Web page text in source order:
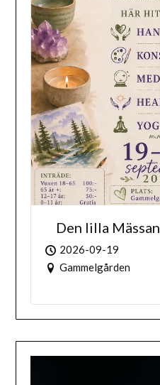
Den lilla Mässan
2026-09-19
Gammelgården